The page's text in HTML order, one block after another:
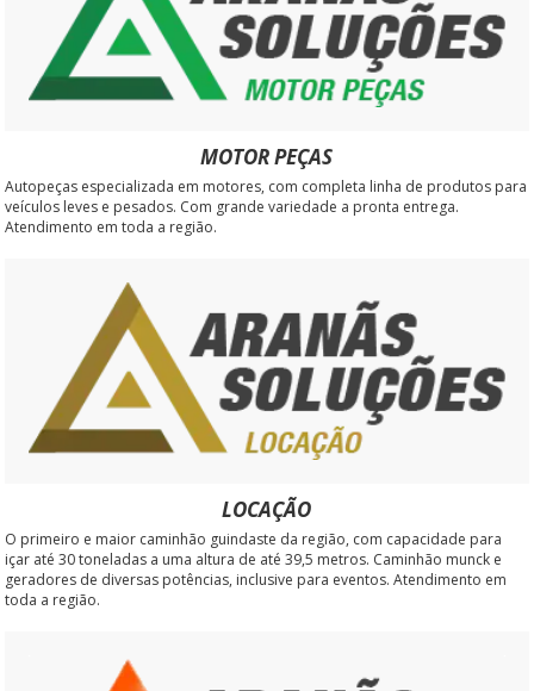
MOTOR PEÇAS
Autopeças especializada em motores, com completa linha de produtos para
veículos leves e pesados. Com grande variedade a pronta entrega.
Atendimento em toda a região.
LOCAÇÃO
O primeiro e maior caminhão guindaste da região, com capacidade para
içar até 30 toneladas a uma altura de até 39,5 metros. Caminhão munck e
geradores de diversas potências, inclusive para eventos. Atendimento em
toda a região.